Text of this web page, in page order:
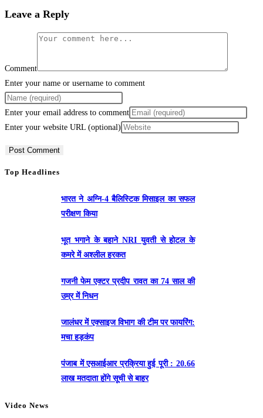
Leave a Reply
Comment
Enter your name or username to comment
Enter your email address to comment
Enter your website URL (optional)
Top Headlines
भारत ने अग्नि-4 बैलिस्टिक मिसाइल का सफल
परीक्षण किया
भूत भगाने के बहाने NRI युवती से होटल के
कमरे में अश्लील हरकत
गजनी फेम एक्टर प्रदीप रावत का 74 साल की
उम्र में निधन
जालंधर में एक्साइज विभाग की टीम पर फायरिंग:
मचा हड़कंप
पंजाब में एसआईआर प्रक्रिया हुई पूरी : 20.66
लाख मतदाता होंगे सूची से बाहर
Video News